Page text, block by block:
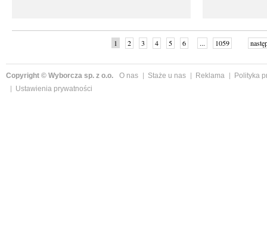
1 2 3 4 5 6 ... 1059
Copyright © Wyborcza sp. z o.o. O nas Staże u nas Reklama
Polityka
Ustawienia prywatności